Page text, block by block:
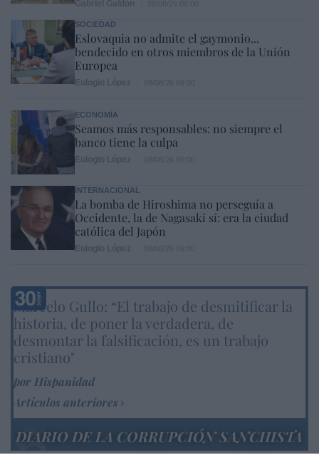
SOCIEDAD
Eslovaquia no admite el gaymonio...
bendecido en otros miembros de la Unión
Europea
ECONOMÍA
Seamos más responsables: no siempre el
banco tiene la culpa
INTERNACIONAL
La bomba de Hiroshima no perseguía a
Occidente, la de Nagasaki sí: era la ciudad
católica del Japón
Marcelo Gullo: “El trabajo de desmitificar la
historia, de poner la verdadera, de
desmontar la falsificación, es un trabajo
cristiano"
por Hispanidad
Artículos anteriores
DIARIO DE LA CORRUPCIÓN SANCHISTA